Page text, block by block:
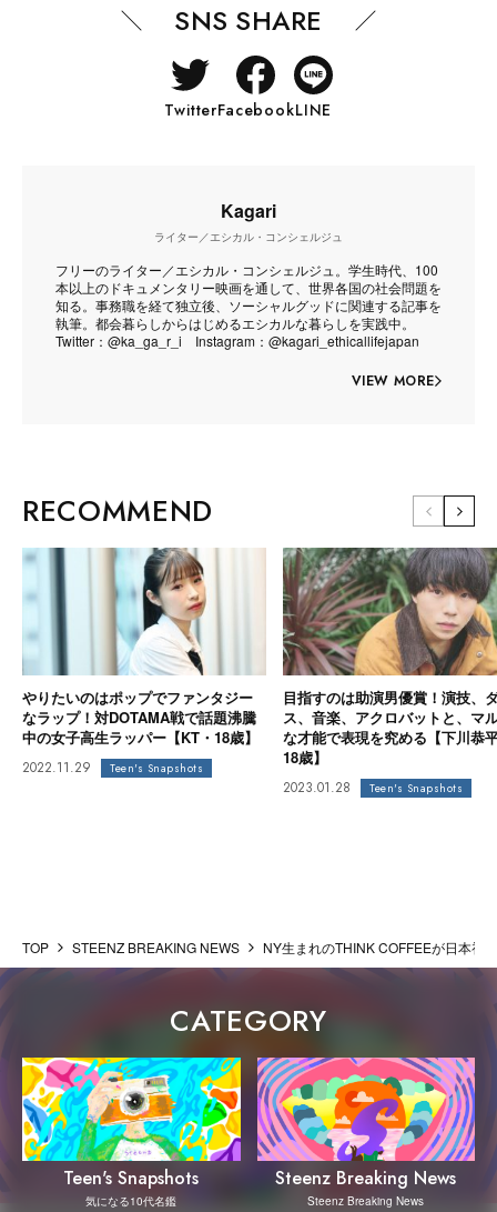
SNS SHARE
TwitterFacebookLINE
Kagari
ライター／エシカル・コンシェルジュ
フリーのライター／エシカル・コンシェルジュ。学生時代、100
本以上のドキュメンタリー映画を通して、世界各国の社会問題を
知る。事務職を経て独立後、ソーシャルグッドに関連する記事を
執筆。都会暮らしからはじめるエシカルな暮らしを実践中。
Twitter：@ka_ga_r_i Instagram：@kagari_ethicallifejapan
VIEW MORE
RECOMMEND
やりたいのはポップでファンタジー
なラップ！対DOTAMA戦で話題沸騰
中の女子高生ラッパー【KT・18歳】
2022.11.29 Teen's Snapshots
目指すのは助演男優賞！演技、
ス、音楽、アクロバットと、マ
な才能で表現を究める【下川恭
18歳】
2023.01.28 Teen's Snapshots
TOP STEENZ BREAKING NEWS NY生まれのTHINK COFFEEが日本初
CATEGORY
Teen's Snapshots
気になる10代名鑑
Steenz Breaking News
Steenz Breaking News